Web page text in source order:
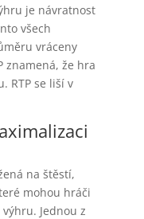
je návratnost
všech
vráceny
znamená, že hra
RTP se liší v
na štěstí,
mohou hráči
Jednou z